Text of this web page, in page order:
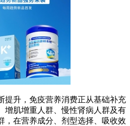
提升，免疫营养消费正从基础补充
增肌增重人群、慢性肾病人群及有
，在营养成分、剂型选择、吸收效